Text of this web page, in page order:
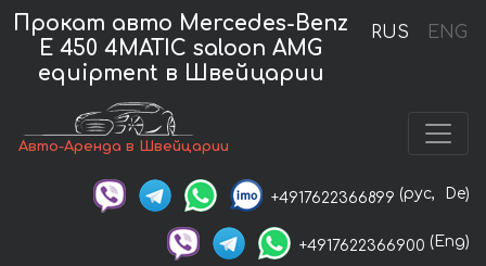
RUS ENG
Прокат авто Mercedes-Benz
E 450 4MATIC saloon AMG
equipment в Швейцарии
Авто-Аренда в Швейцарии
+4917622366899 (рус, De)
+4917622366900 (Eng)